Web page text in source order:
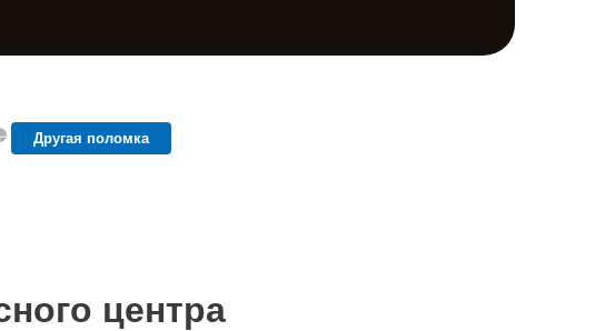
Другая поломка
центра